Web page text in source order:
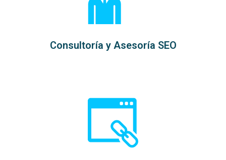
Consultoría y Asesoría SEO